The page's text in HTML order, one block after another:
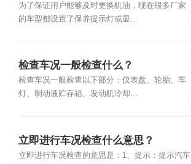
为了保证用户能够及时更换机油，现在很多厂家
的车型都设置了保养提示灯或显...
检查车况一般检查什么？
检查车况一般检查以下部分：仪表盘、轮胎、车
灯、制动液贮存箱、发动机冷却...
立即进行车况检查什么意思？
立即进行车况检查的意思是：1、提示：提示汽车